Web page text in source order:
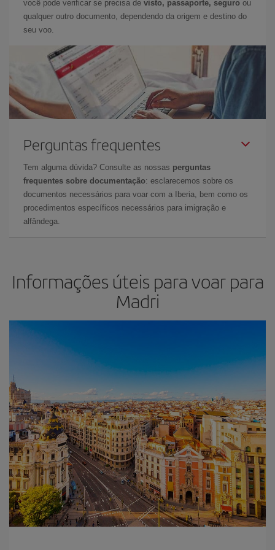
você pode verificar se precisa de visto, passaporte, seguro ou
qualquer outro documento, dependendo da origem e destino do
seu voo.
Perguntas frequentes
Tem alguma dúvida? Consulte as nossas perguntas
frequentes sobre documentação: esclarecemos sobre os
documentos necessários para voar com a Iberia, bem como os
procedimentos específicos necessários para imigração e
alfândega.
Informações úteis para voar para
Madri